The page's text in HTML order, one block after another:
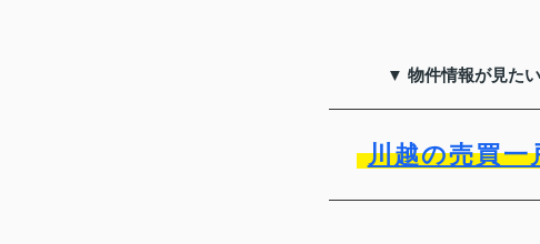
▼ 物件情報が見た
川越の売買一